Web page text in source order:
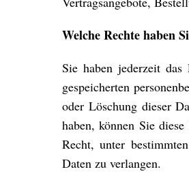
Welche Rechte haben
Sie haben jederzeit
gespeicherten
oder Löschung dieser
haben, können Sie
Recht, unter
Daten zu verlangen.